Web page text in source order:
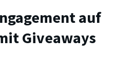
auf
Giveaways